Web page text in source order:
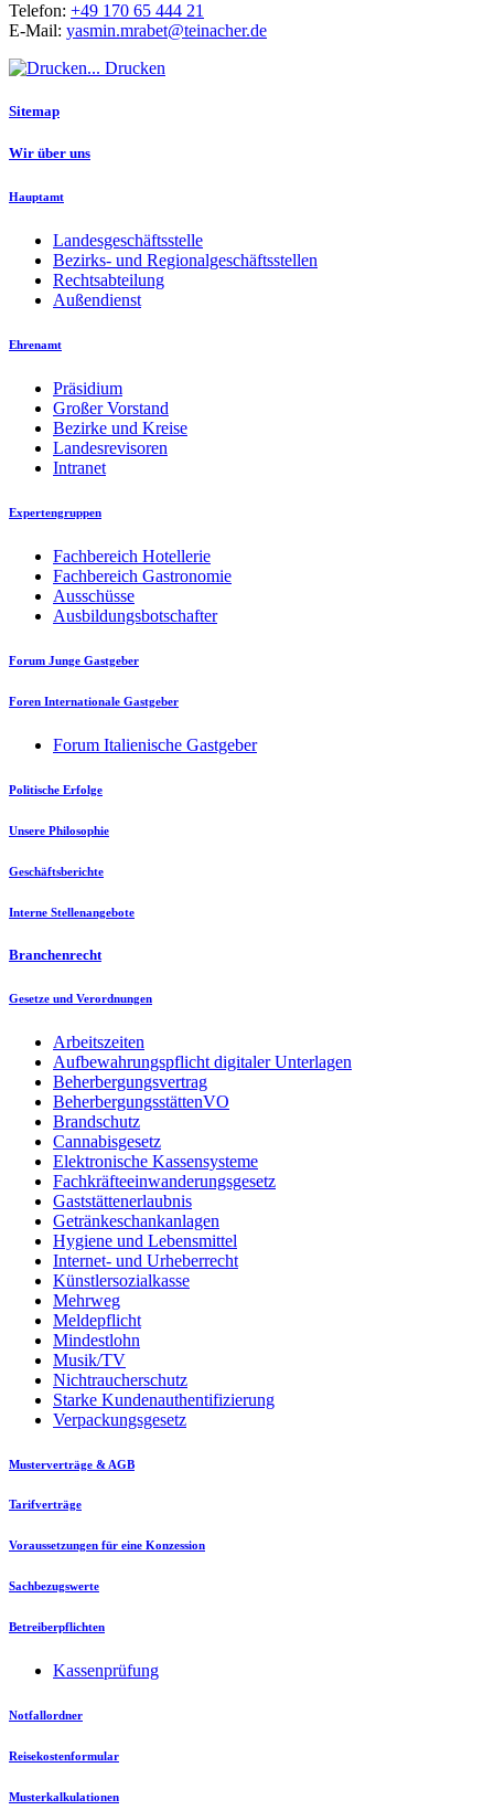
Telefon: +49 170 65 444 21
E-Mail: yasmin.mrabet@teinacher.de
Drucken
Sitemap
Wir über uns
Hauptamt
Landesgeschäftsstelle
Bezirks- und Regionalgeschäftsstellen
Rechtsabteilung
Außendienst
Ehrenamt
Präsidium
Großer Vorstand
Bezirke und Kreise
Landesrevisoren
Intranet
Expertengruppen
Fachbereich Hotellerie
Fachbereich Gastronomie
Ausschüsse
Ausbildungsbotschafter
Forum Junge Gastgeber
Foren Internationale Gastgeber
Forum Italienische Gastgeber
Politische Erfolge
Unsere Philosophie
Geschäftsberichte
Interne Stellenangebote
Branchenrecht
Gesetze und Verordnungen
Arbeitszeiten
Aufbewahrungspflicht digitaler Unterlagen
Beherbergungsvertrag
BeherbergungsstättenVO
Brandschutz
Cannabisgesetz
Elektronische Kassensysteme
Fachkräfteeinwanderungsgesetz
Gaststättenerlaubnis
Getränkeschankanlagen
Hygiene und Lebensmittel
Internet- und Urheberrecht
Künstlersozialkasse
Mehrweg
Meldepflicht
Mindestlohn
Musik/TV
Nichtraucherschutz
Starke Kundenauthentifizierung
Verpackungsgesetz
Musterverträge & AGB
Tarifverträge
Voraussetzungen für eine Konzession
Sachbezugswerte
Betreiberpflichten
Kassenprüfung
Notfallordner
Reisekostenformular
Musterkalkulationen